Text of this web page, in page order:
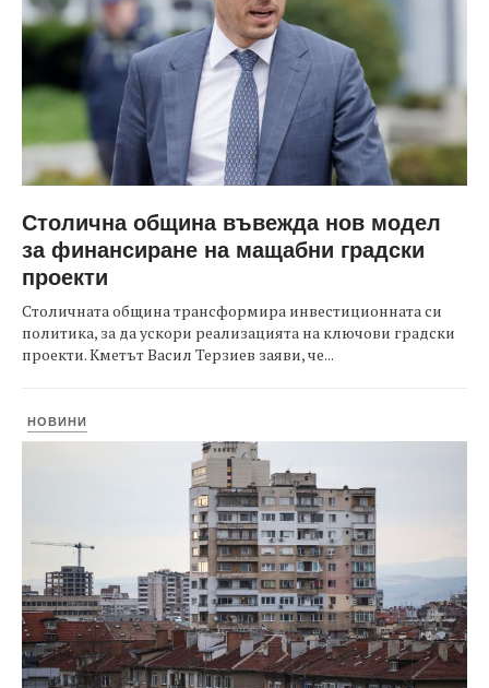
Столична община въвежда нов модел
за финансиране на мащабни градски
проекти
Столичната община трансформира инвестиционната си
политика, за да ускори реализацията на ключови градски
проекти. Кметът Васил Терзиев заяви, че...
НОВИНИ